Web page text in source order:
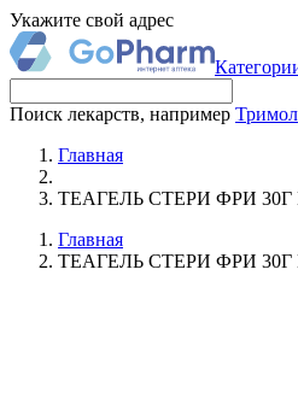
Укажите свой адрес
Поиск лекарств, например Тримол
Главная
ТЕАГЕЛЬ СТЕРИ ФРИ 30Г
Главная
ТЕАГЕЛЬ СТЕРИ ФРИ 30Г